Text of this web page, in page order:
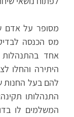
מסופר על אדם
מס הכנסה
אחד
היתירה והחלו
להם בעל החנות
התנהלותו
המשלמים לו